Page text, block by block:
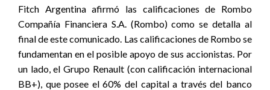
Fitch Argentina afirmó las calificaciones de Rombo
Compañía Financiera S.A. (Rombo) como se detalla al
final de este comunicado. Las calificaciones de Rombo se
fundamentan en el posible apoyo de sus accionistas. Por
un lado, el Grupo Renault (con calificación internacional
BB+), que posee el 60% del capital a través del banco